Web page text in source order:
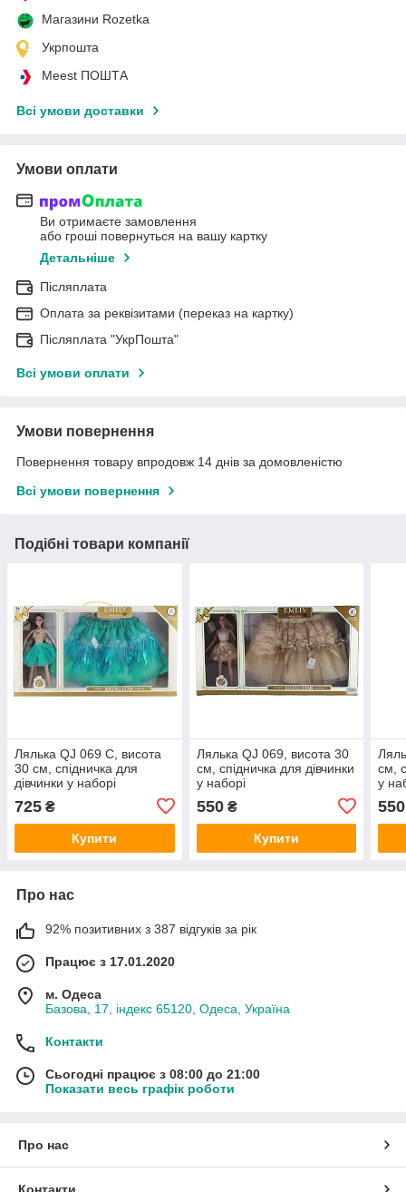
Магазини Rozetka
Укрпошта
Meest ПОШТА
Всі умови доставки
Умови оплати
Ви отримаєте замовлення
або гроші повернуться на вашу картку
Детальніше
Післяплата
Оплата за реквізитами (переказ на картку)
Післяплата "УкрПошта"
Всі умови оплати
Умови повернення
Повернення товару впродовж 14 днів за домовленістю
Всі умови повернення
Подібні товари компанії
Лялька QJ 069 C, висота
30 см, спідничка для
дівчинки у наборі
725 ₴
Купити
Лялька QJ 069, висота 30
см, спідничка для дівчинки
у наборі
550₴
Купити
см,
у
550
Про нас
92% позитивних з 387 відгуків за рік
Працює з 17.01.2020
м. Одеса
Базова, 17, індекс 65120, Одеса, Україна
Контакти
Сьогодні працює з 08:00 до 21:00
Показати весь графік роботи
Про нас